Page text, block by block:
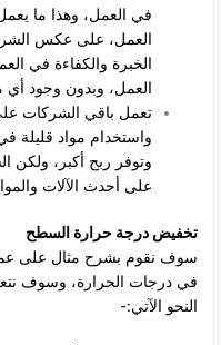
في العمل، وهذا ما
العمل، على عكس
الخبرة والكفاءة في
العمل، وبدون وجود أي
تعمل باقي الشركات على
واستخدام مواد قليلة
وتوفر ربح أكبر، ولكن
على أحدث الآلات
تخفيض درجة حرارة السطح
سوف نقوم بشرح مثال على
في درجات الحرارة، وسوف
النحو الآتي:-